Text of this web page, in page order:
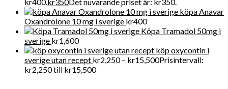
köpa Anavar
Oxandrolone 10 mg i sverige kr400
Köpa Tramadol 50mg i
sverige kr1,600
köp oxycontin i
sverige utan recept kr2,250 – kr15,500Prisintervall:
kr2,250 till kr15,500